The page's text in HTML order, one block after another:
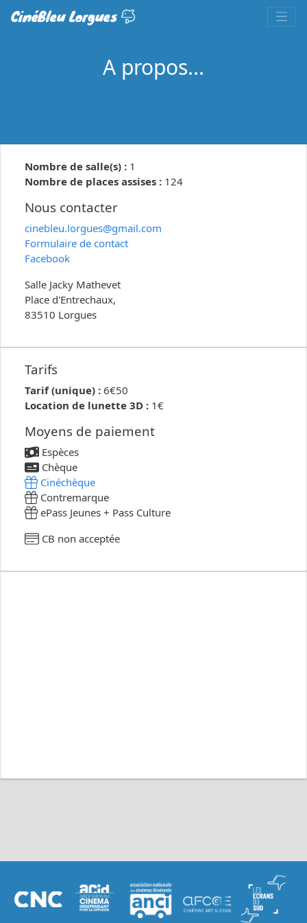
CinéBleu Lorgues
A propos...
Nombre de salle(s) : 1
Nombre de places assises : 124
Nous contacter
cinebleu.lorgues@gmail.com
Formulaire de contact
Facebook
Salle Jacky Mathevet
Place d'Entrechaux,
83510 Lorgues
Tarifs
Tarif (unique) : 6€50
Location de lunette 3D : 1€
Moyens de paiement
Espèces
Chèque
Cinéchèque
Contremarque
ePass Jeunes + Pass Culture
CB non acceptée